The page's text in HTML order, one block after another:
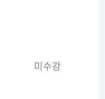
미수강